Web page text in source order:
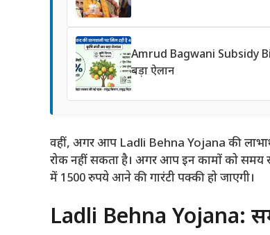
Amrud Bagwani Subsidy
बड़ा ऐलान
वहीं, अगर आप Ladli Behna Yojana की
रोक नहीं सकता है। अगर आप इन कामों को समय
में 1500 रुपये आने की गारंटी पक्की हो जाएगी।
Ladli Behna Yojana: